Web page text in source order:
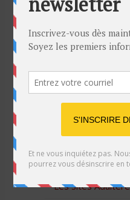
Blague de café:
son mari
Listes des Sites de
Les Sites Libertins
Les Apps pour les
Les Sites